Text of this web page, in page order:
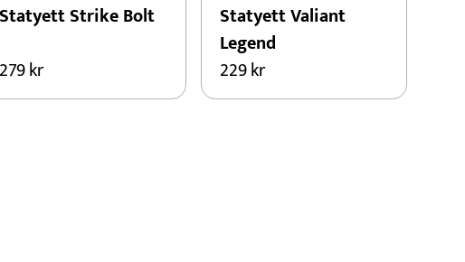
Statyett Strike Bolt
279kr
Statyett Valiant
Legend
229kr